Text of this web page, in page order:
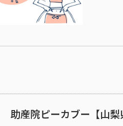
助産院ピーカブー【山梨